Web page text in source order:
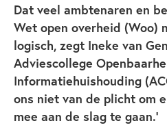
Dat veel ambtenaren en
Wet open overheid (Woo)
logisch, zegt Ineke van
Adviescollege
Informatiehuishouding
ons niet van de plicht om
mee aan de slag te gaan.’